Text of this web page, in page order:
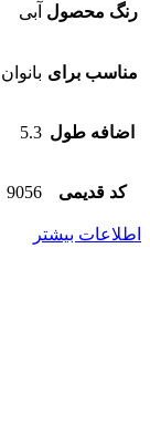
رنگ محصول آبی
مناسب برای بانوان
اضافه طول 5.3
کد قدیمی 9056
اطلاعات بیشتر